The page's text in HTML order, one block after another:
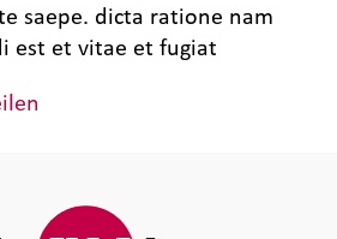
saepe. dicta ratione nam
est et vitae et fugiat